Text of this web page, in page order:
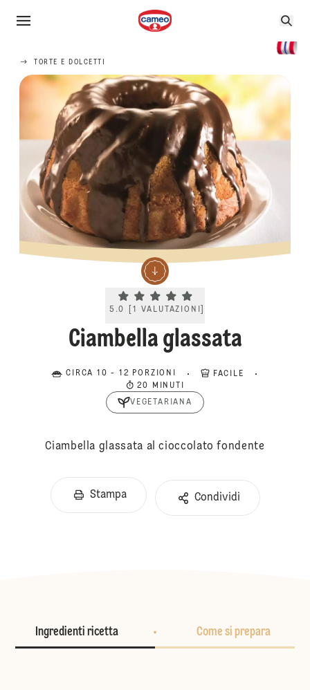
TORTE E DOLCETTI
Current rating 5.0. Click to rate.
5.0 1 VALUTAZIONI
Ciambella glassata
CIRCA 10 - 12 PORZIONI
FACILE
20 MINUTI
VEGETARIANA
Ciambella glassata al cioccolato fondente
Stampa Condividi
Ingredienti ricetta Come si prepara